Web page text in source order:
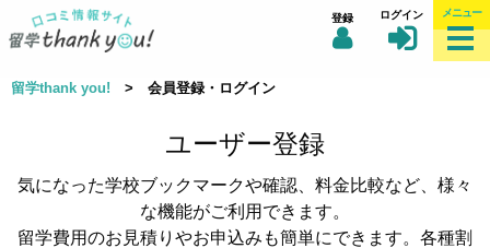
登録 ログイン メニュー
留学thank you! > 会員登録・ログイン
ユーザー登録
気になった学校ブックマークや確認、料金比較など、様々
な機能がご利用できます。
留学費用のお見積りやお申込みも簡単にできます。各種割